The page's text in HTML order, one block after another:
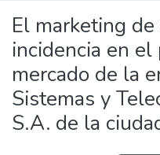
Estadísticas Externas
Manuales
El marketing
incidencia en
mercado de la
Sistemas y
S.A. de la